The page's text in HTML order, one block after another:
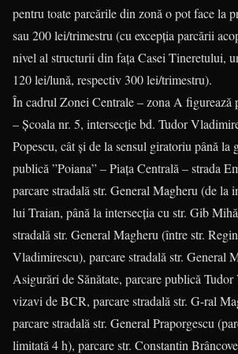
pentru toate parcările din zonă o pot face la
sau 200 lei/trimestru (cu excepţia parcării
nivel al structurii din faţa Casei Tineretului,
120 lei/lună, respectiv 300 lei/trimestru).
În cadrul Zonei Centrale – zona A figurează
– Şcoala nr. 5, intersecţie bd. Tudor
Popescu, cât şi de la sensul giratoriu până la
publică ”Poiana” – Piaţa Centrală – strada
parcare stradală str. General Magheru (de la
lui Traian, până la intersecţia cu str. Gib
stradală str. General Magheru (între str.
Vladimirescu), parcare stradală str. General
Asigurări de Sănătate, parcare publică
vizavi de BCR, parcare stradală str. G-ral
parcare stradală str. General Praporgescu
limitată 4 h), parcare str. Constantin